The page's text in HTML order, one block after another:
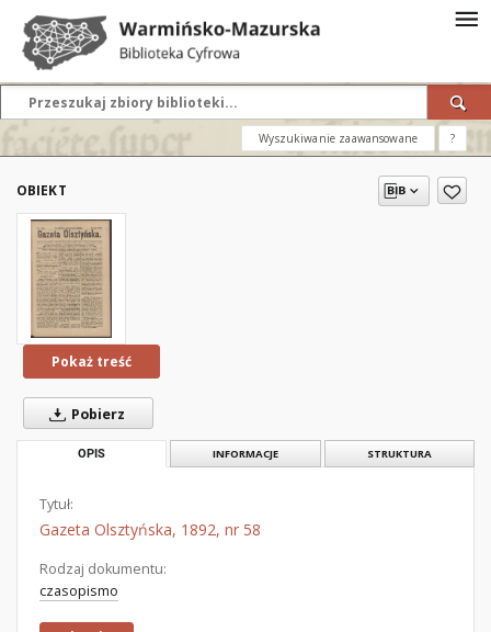
Wyszukiwanie zaawansowane ?
OBIEKT
Pokaż treść
Pobierz
OPIS INFORMACJE STRUKTURA
Tytuł:
Gazeta Olsztyńska, 1892, nr 58
Rodzaj dokumentu:
czasopismo